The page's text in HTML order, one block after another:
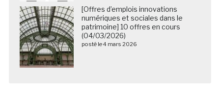
[Offres d’emplois innovations
numériques et sociales dans le
patrimoine] 10 offres en cours
(04/03/2026)
posté le 4 mars 2026